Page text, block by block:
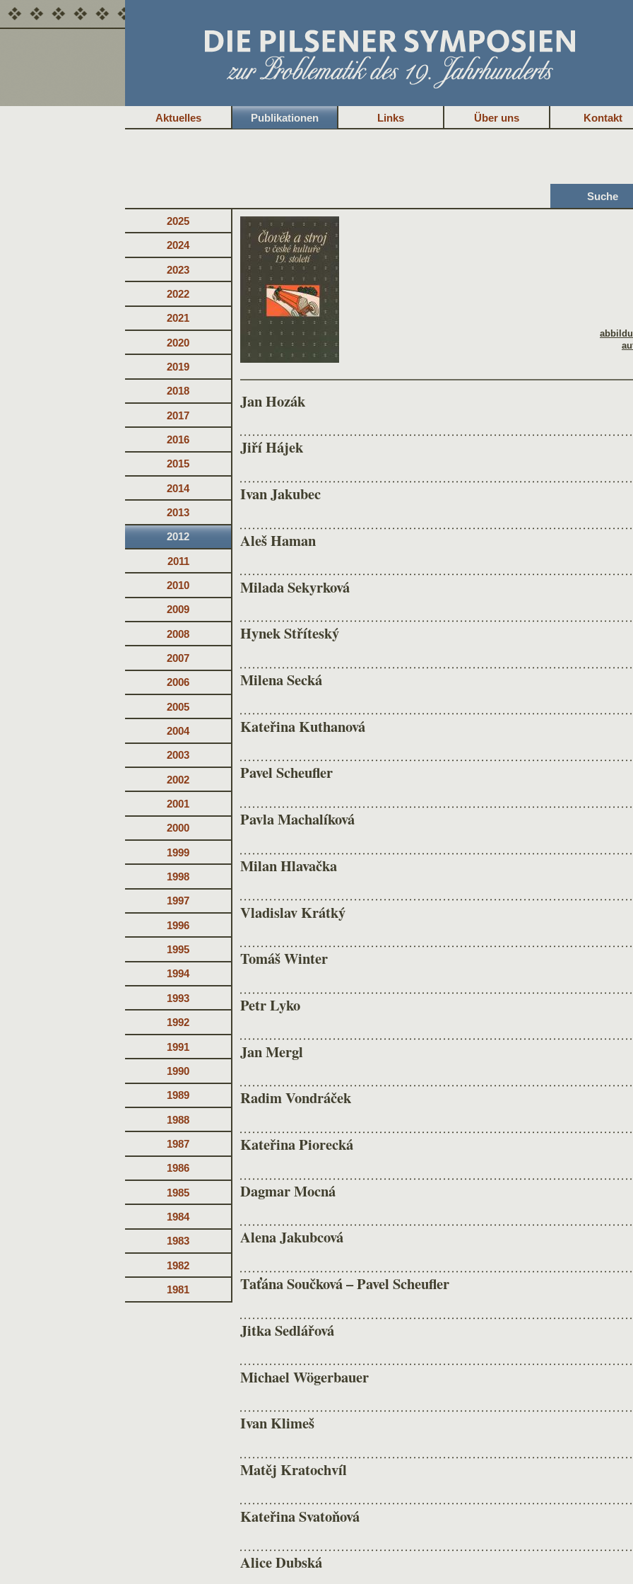
Aktuelles Publikationen Links Über uns Kontakt
Suche
2025
2024
2023
2022
2021
2020
2019
2018
2017
2016
2015
2014
2013
2012
2011
2010
2009
2008
2007
2006
2005
2004
2003
2002
2001
2000
1999
1998
1997
1996
1995
1994
1993
1992
1991
1990
1989
1988
1987
1986
1985
1984
1983
1982
1981
Jan Hozák
Jiří Hájek
Ivan Jakubec
Aleš Haman
Milada Sekyrková
Hynek Stříteský
Milena Secká
Kateřina Kuthanová
Pavel Scheufler
Pavla Machalíková
Milan Hlavačka
Vladislav Krátký
Tomáš Winter
Petr Lyko
Jan Mergl
Radim Vondráček
Kateřina Piorecká
Dagmar Mocná
Alena Jakubcová
Taťána Součková – Pavel Scheufler
Jitka Sedlářová
Michael Wögerbauer
Ivan Klimeš
Matěj Kratochvíl
Kateřina Svatoňová
Alice Dubská